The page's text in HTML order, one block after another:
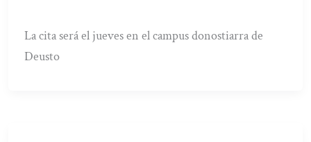
La cita será el jueves en el campus donostiarra de
Deusto